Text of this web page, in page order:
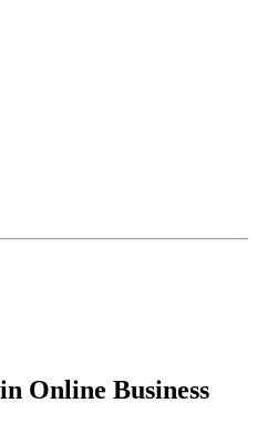
Online Business